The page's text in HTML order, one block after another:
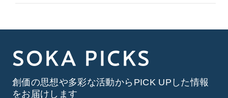
SOKA PICKS
創価の思想や多彩な活動からPICK UPした情報
をお届けします